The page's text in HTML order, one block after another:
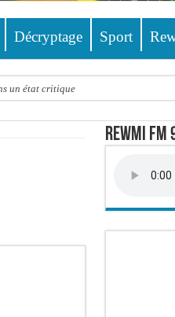
Décryptage Sport
un état critique
lot de matériels sanitaire
montant global de 220,71
Rewmi FM